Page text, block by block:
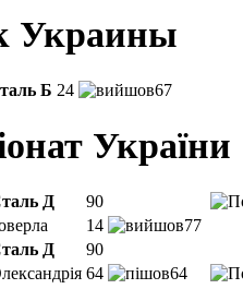
Украины
Б 24 67
України
Д
90
14
77
Д
90
64 64